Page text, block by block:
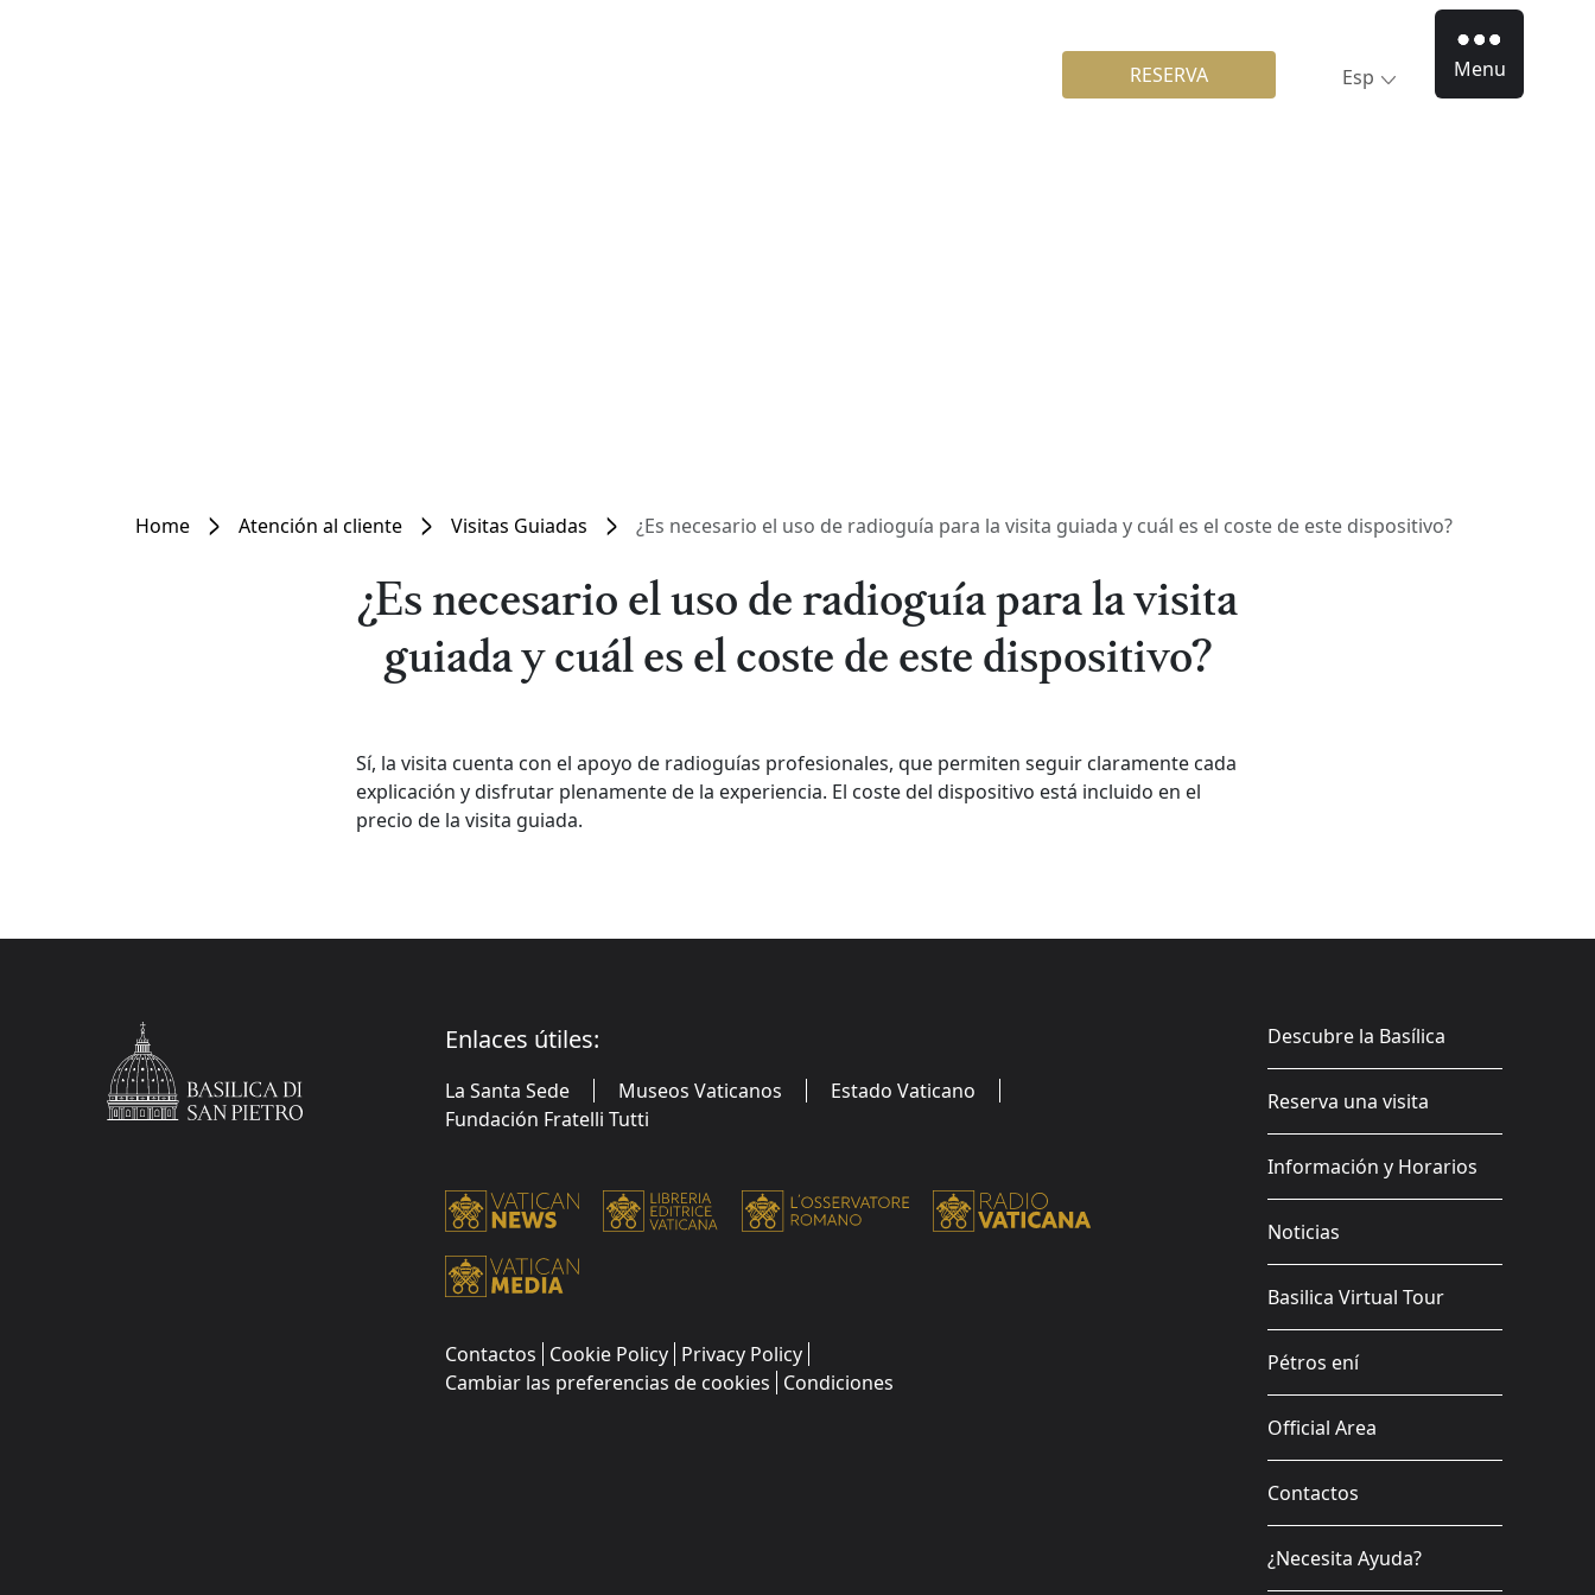
RESERVA Esp Menu
Home Atención al cliente Visitas Guiadas ¿Es necesario el uso de radioguía para la visita guiada y cuál es el coste de este dispositivo?
¿Es necesario el uso de radioguía para la visita
guiada y cuál es el coste de este dispositivo?
Sí, la visita cuenta con el apoyo de radioguías profesionales, que permiten seguir claramente cada
explicación y disfrutar plenamente de la experiencia. El coste del dispositivo está incluido en el
precio de la visita guiada.
Enlaces útiles:
La Santa Sede Museos Vaticanos
Estado Vaticano
Fundación Fratelli Tutti
Contactos Cookie Policy Privacy Policy
Cambiar las preferencias de cookies Condiciones
Descubre la Basílica
Reserva una visita
Información y Horarios
Noticias
Basilica Virtual Tour
Pétros ení
Official Area
Contactos
¿Necesita Ayuda?